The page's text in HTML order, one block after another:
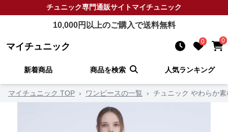
チュニック専門通販サイトマイチュニック
10,000円以上のご購入で送料無料
マイチュニック 0 0
新着商品 商品を検索 人気ランキング
マイチュニック TOP › ワンピースの一覧 › チュニック やわらか